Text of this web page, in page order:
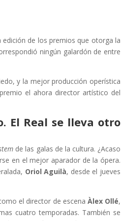
de los premios que otorga la
ningún galardón de entre
y la mejor producción operística
el ahora director artístico del
El Real se lleva otro
de las galas de la cultura. ¿Acaso
en el mejor aparador de la ópera.
OriolAguilà, desde el jueves
el director de escena Àlex Ollé,
cuatro temporadas. También se